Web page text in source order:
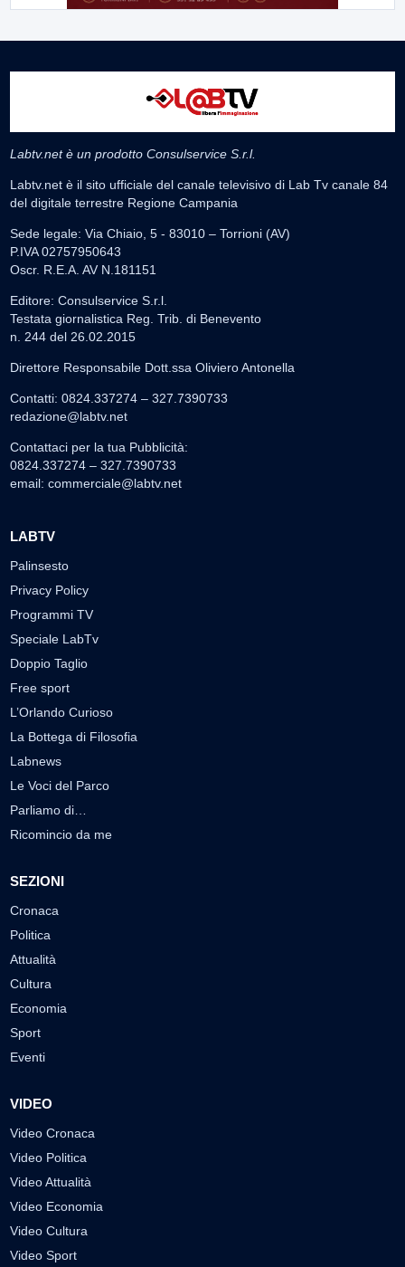
Labtv.net è un prodotto Consulservice S.r.l.
Labtv.net è il sito ufficiale del canale televisivo di Lab Tv canale 84
del digitale terrestre Regione Campania
Sede legale: Via Chiaio, 5 - 83010 – Torrioni (AV)
P.IVA 02757950643
Oscr. R.E.A. AV N.181151
Editore: Consulservice S.r.l.
Testata giornalistica Reg. Trib. di Benevento
n. 244 del 26.02.2015
Direttore Responsabile Dott.ssa Oliviero Antonella
Contatti: 0824.337274 – 327.7390733
redazione@labtv.net
Contattaci per la tua Pubblicità:
0824.337274 – 327.7390733
email: commerciale@labtv.net
LABTV
Palinsesto
Privacy Policy
Programmi TV
Speciale LabTv
Doppio Taglio
Free sport
L’Orlando Curioso
La Bottega di Filosofia
Labnews
Le Voci del Parco
Parliamo di…
Ricomincio da me
SEZIONI
Cronaca
Politica
Attualità
Cultura
Economia
Sport
Eventi
VIDEO
Video Cronaca
Video Politica
Video Attualità
Video Economia
Video Cultura
Video Sport